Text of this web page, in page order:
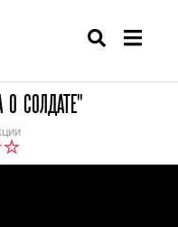
СОЛДАТЕ"